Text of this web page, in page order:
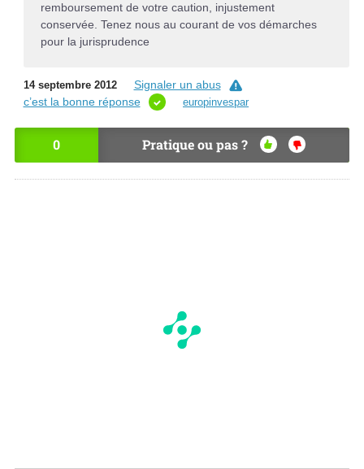
remboursement de votre caution, injustement
conservée. Tenez nous au courant de vos démarches
pour la jurisprudence
14 septembre 2012
Signaler un abus
c’est la bonne réponse
europinvespar
0 Pratique ou pas ?
OU
I
NO